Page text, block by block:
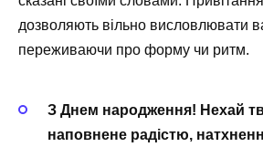
дозволяють вільно висловлювати
переживаючи про форму чи ритм.
З Днем народження! Нехай
наповнене радістю,